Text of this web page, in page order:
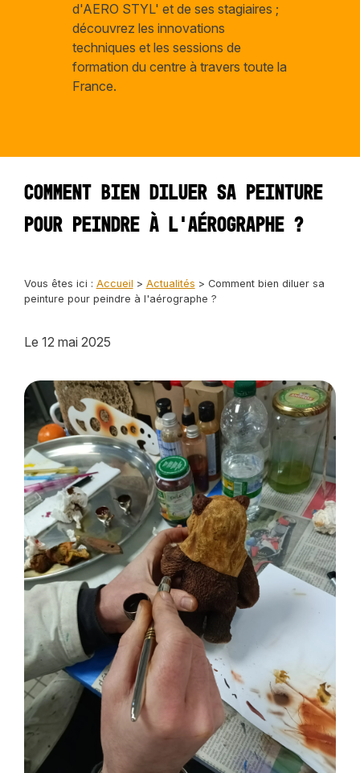
d'AERO STYL' et de ses stagiaires ;
découvrez les innovations
techniques et les sessions de
formation du centre à travers toute la
France.
Comment bien diluer sa peinture
pour peindre à l'aérographe ?
Vous êtes ici : Accueil > Actualités > Comment bien diluer sa
peinture pour peindre à l'aérographe ?
Le 12 mai 2025